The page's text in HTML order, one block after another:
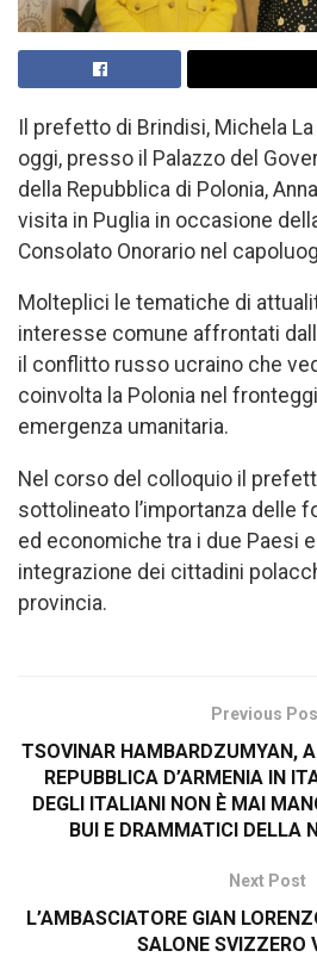
Il prefetto di Brindisi, Michela
oggi, presso il Palazzo del
della Repubblica di Polonia,
visita in Puglia in occasione
Consolato Onorario nel
Molteplici le tematiche di
interesse comune affrontati
il conflitto russo ucraino che
coinvolta la Polonia nel
emergenza umanitaria.
Nel corso del colloquio il
sottolineato l’importanza delle
ed economiche tra i due Paesi
integrazione dei cittadini
provincia.
Previous
TSOVINAR HAMBARDZUMYAN,
REPUBBLICA D’ARMENIA IN
DEGLI ITALIANI NON È MAI
BUI E DRAMMATICI DELLA
Next Post
L’AMBASCIATORE GIAN
SALONE SVIZZERO